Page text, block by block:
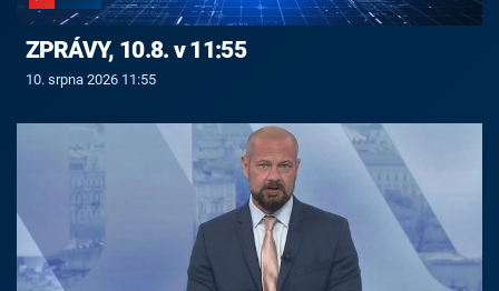
ZPRÁVY, 10.8. v 11:55
10. srpna 2026 11:55